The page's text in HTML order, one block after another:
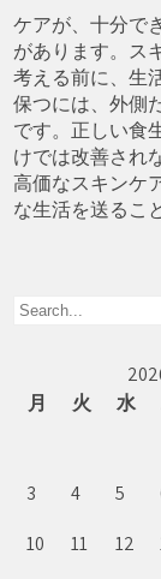
ケアが、十分で
があります。ス
考える前に、生
保つには、外側
です。正しい食
けでは改善され
高価なスキンケ
な生活を送るこ
月
火 水
3
4 5
10
11 12